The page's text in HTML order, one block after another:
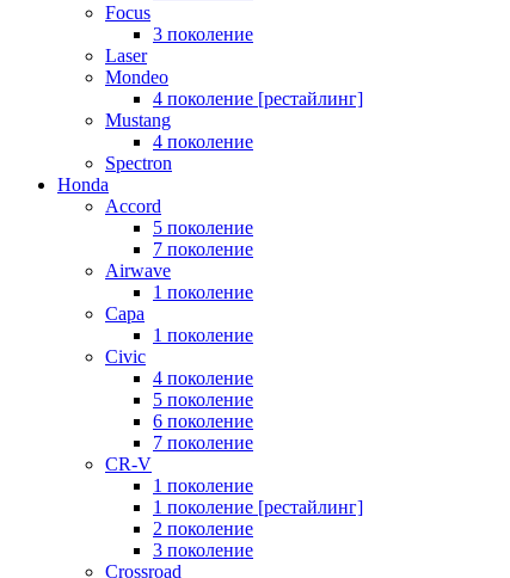
Focus
3 поколение
Laser
Mondeo
4 поколение [рестайлинг]
Mustang
4 поколение
Spectron
Honda
Accord
5 поколение
7 поколение
Airwave
1 поколение
Capa
1 поколение
Civic
4 поколение
5 поколение
6 поколение
7 поколение
CR-V
1 поколение
1 поколение [рестайлинг]
2 поколение
3 поколение
Crossroad